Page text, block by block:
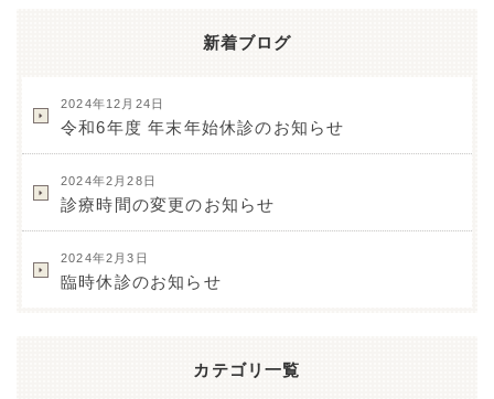
新着ブログ
2024年12月24日
令和6年度 年末年始休診のお知らせ
2024年2月28日
診療時間の変更のお知らせ
2024年2月3日
臨時休診のお知らせ
カテゴリ一覧